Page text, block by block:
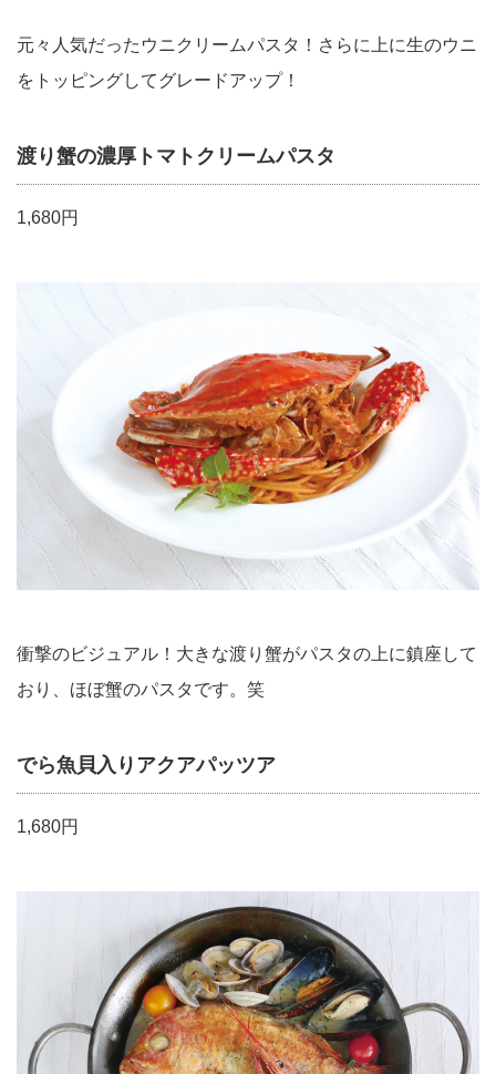
元々人気だったウニクリームパスタ！さらに上に生のウニ
をトッピングしてグレードアップ！
渡り蟹の濃厚トマトクリームパスタ
1,680円
衝撃のビジュアル！大きな渡り蟹がパスタの上に鎮座して
おり、ほぼ蟹のパスタです。笑
でら魚貝入りアクアパッツア
1,680円